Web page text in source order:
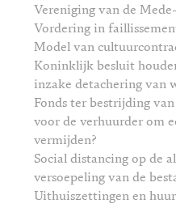
Vereniging van de
Vordering in
Model van
Koninklijk besluit
inzake detachering van
Fonds ter bestrijding
voor de verhuurder om
vermijden?
Social distancing op de
versoepeling van de
Uithuiszettingen en